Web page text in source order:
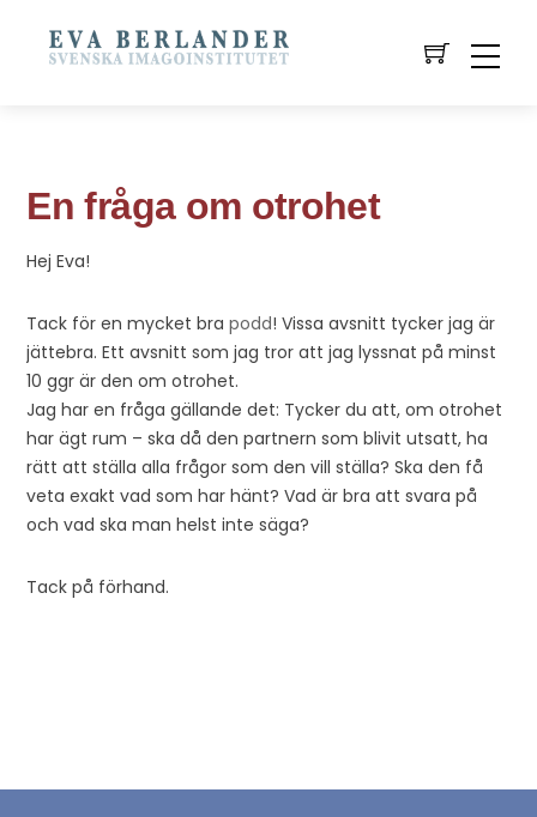
En fråga om otrohet
Hej Eva!
Tack för en mycket brapodd! Vissa avsnitt tycker jag är
jättebra. Ett avsnitt som jag tror att jag lyssnat på minst
10 ggr är den om otrohet.
Jag har en fråga gällande det: Tycker du att, om otrohet
har ägt rum – ska då den partnern som blivit utsatt, ha
rätt att ställa alla frågor som den vill ställa? Ska den få
veta exakt vad som har hänt? Vad är bra att svara på
och vad ska man helst inte säga?
Tack på förhand.